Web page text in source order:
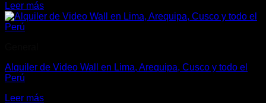
Leer más
Alquiler de Video Wall en Lima, Arequipa, Cusco y todo el
Perú
Leer más